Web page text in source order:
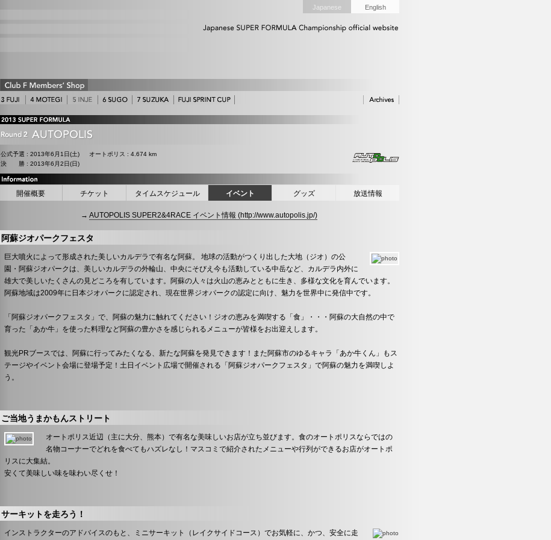
Japanese English
公式予選
決 勝
: 2013年6月1日(土)
: 2013年6月2日(日)
オートポリス : 4.674 km
開催概要 チケット タイムスケジュール イベント グッズ 放送情報
→ AUTOPOLIS SUPER2&4RACE イベント情報 (http://www.autopolis.jp/)
阿蘇ジオパークフェスタ
巨大噴火によって形成された美しいカルデラで有名な阿蘇。 地球の活動がつくり出した大地（ジオ）の公
園・阿蘇ジオパークは、美しいカルデラの外輪山、中央にそびえ今も活動している中岳など、カルデラ内外に
雄大で美しいたくさんの見どころを有しています。阿蘇の人々は火山の恵みとともに生き、多様な文化を育んでいます。
阿蘇地域は2009年に日本ジオパークに認定され、現在世界ジオパークの認定に向け、魅力を世界中に発信中です。
「阿蘇ジオパークフェスタ」で、阿蘇の魅力に触れてください！ジオの恵みを満喫する「食」・・・阿蘇の大自然の中で
育った「あか牛」を使った料理など阿蘇の豊かさを感じられるメニューが皆様をお出迎えします。
観光PRブースでは、阿蘇に行ってみたくなる、新たな阿蘇を発見できます！また阿蘇市のゆるキャラ「あか牛くん」もス
テージやイベント会場に登場予定！土日イベント広場で開催される「阿蘇ジオパークフェスタ」で阿蘇の魅力を満喫しよ
う。
ご当地うまかもんストリート
オートポリス近辺（主に大分、熊本）で有名な美味しいお店が立ち並びます。食のオートポリスならではの
名物コーナーでどれを食べてもハズレなし！マスコミで紹介されたメニューや行列ができるお店がオートポ
リスに大集結。
安くて美味しい味を味わい尽くせ！
サーキットを走ろう！
インストラクターのアドバイスのもと、ミニサーキット（レイクサイドコース）でお気軽に、かつ、安全に走